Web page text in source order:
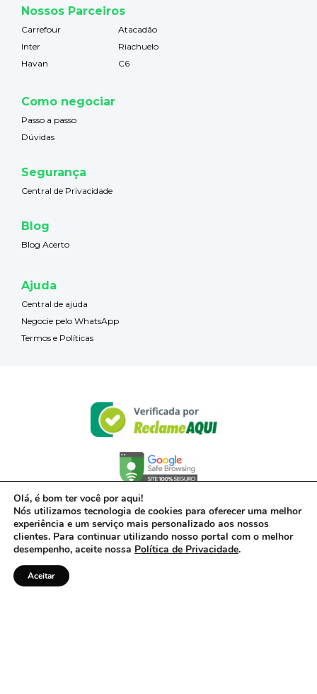
Nossos Parceiros
Carrefour
Atacadão
Inter
Riachuelo
Havan
C6
Como negociar
Passo a passo
Dúvidas
Segurança
Central de Privacidade
Blog
Blog Acerto
Ajuda
Central de ajuda
Negocie pelo WhatsApp
Termos e Políticas
Olá, é bom ter você por aqui!
Nós utilizamos tecnologia de cookies para oferecer uma melhor
experiência e um serviço mais personalizado aos nossos
clientes. Para continuar utilizando nosso portal com o melhor
desempenho, aceite nossa Política de Privacidade.
Aceitar